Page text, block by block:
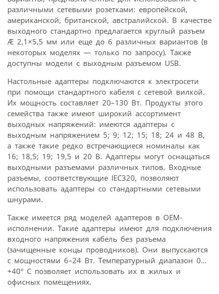
различными сетевыми розетками: европейской,
американской, британской, австралийской. В качестве
выходного стандартно предлагается круглый разъем
Æ 2,1×5,5 мм или еще до 6 различных вариантов (в
некоторых моделях — только по запросу). Также
доступны модели с выходным разъемом USB.
Настольные адаптеры подключаются к электросети
при помощи стандартного кабеля с сетевой вилкой.
Их мощность составляет 20–130 Вт. Продукты этого
семейства также имеют широкий ассортимент
выходных напряжений: имеются адаптеры с
выходным напряжением 5; 9; 12; 15; 18; 24 и 48 В,
а также такие редко встречающиеся номиналы как
16; 18,5; 19; 19,5 и 20 В. Адаптеры могут оснащаться
выходными разъемами различных типов. Входные
разъемы, соответствующие IEC320, позволяют
использовать адаптеры со стандартными сетевыми
шнурами.
Также имеется ряд моделей адаптеров в OEM-
исполнении. Такие адаптеры имеют для подключения
входного напряжения кабель без разъема
(зачищенные концы проводников). Они выпускаются
с мощностями 6–24 Вт. Температурный диапазон 0…
+40° С позволяет использовать их в жилых и
офисных помещениях.